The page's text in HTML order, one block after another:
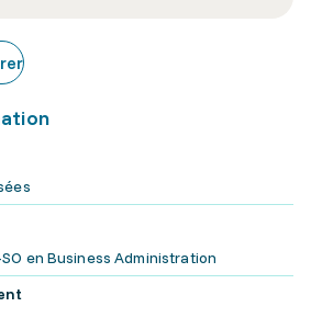
en Business Administration